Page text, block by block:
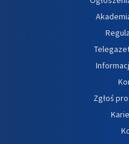
Zgłoś